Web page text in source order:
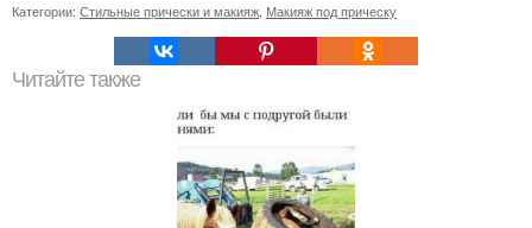
Категории: Стильные прически и макияж Макияж под прическу
Читайте также